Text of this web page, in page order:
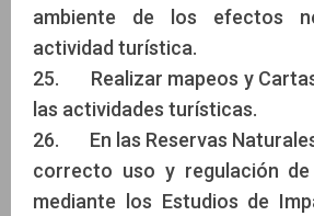
ambiente de los efectos
actividad turística.
25. Realizar mapeos y
las actividades turísticas.
26. En las Reservas
correcto uso y regulación
mediante los Estudios de